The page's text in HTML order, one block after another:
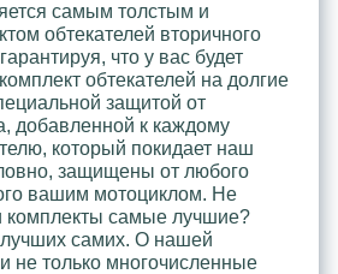
самым толстым и
обтекателей вторичного
что у вас будет
обтекателей на долгие
защитой от
добавленной к каждому
который покидает наш
защищены от любого
вашим мотоциклом. Не
комплекты самые лучшие?
самих. О нашей
не только многочисленные